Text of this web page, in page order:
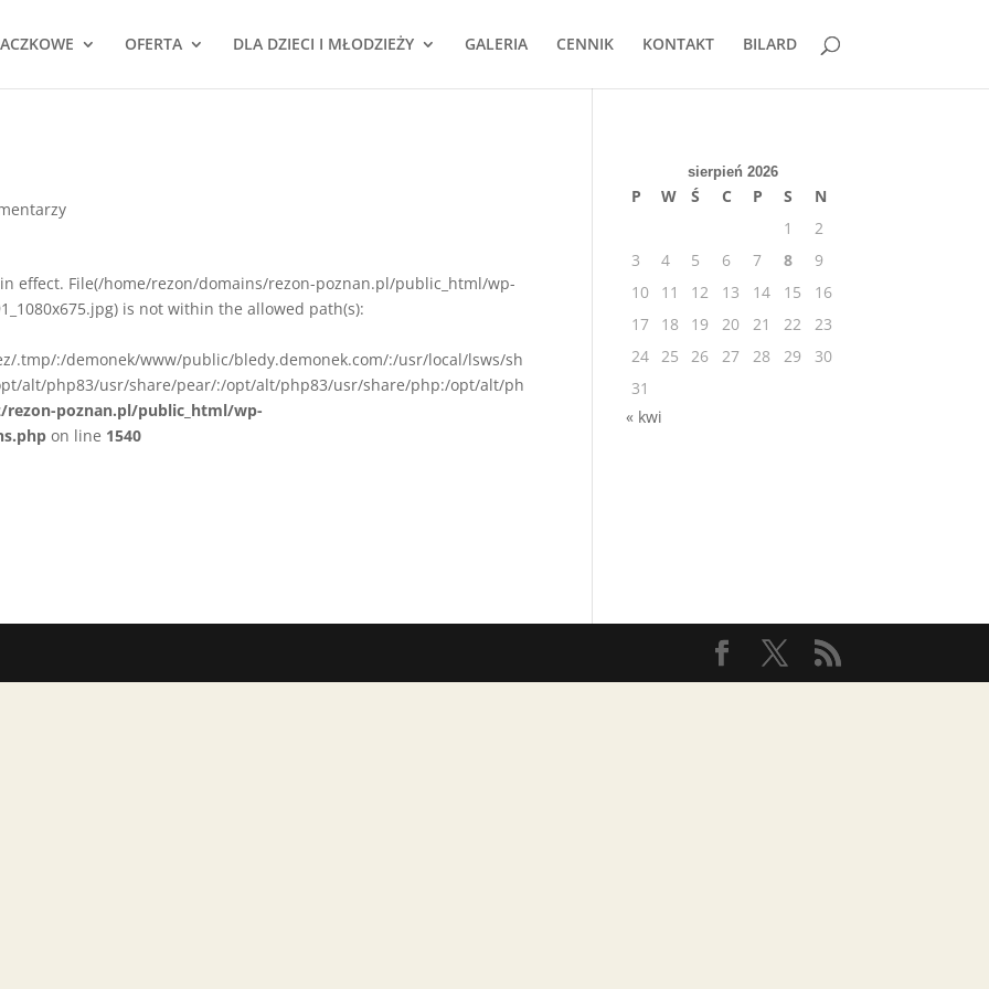
OFERTA DLA DZIECI I MŁODZIEŻY GALERIA CENNIK KONTAKT BILARD
effect. File(/home/rezon/domains/rezon-poznan.pl/public_html/wp-
is not within the allowed path(s):
.tmp/:/demonek/www/public/bledy.demonek.com/:/usr/local/lsws/sh
alt/php83/usr/share/pear/:/opt/alt/php83/usr/share/php:/opt/alt/ph
poznan.pl/public_html/wp-
on line 1540
sierpień 2026
P W Ś C P S
N
1
2
3
4 5 6 7 8
9
10
11 12 13 14 15
16
17
18 19 20 21 22
23
24 25 26 27 28 29
30
31
« kwi